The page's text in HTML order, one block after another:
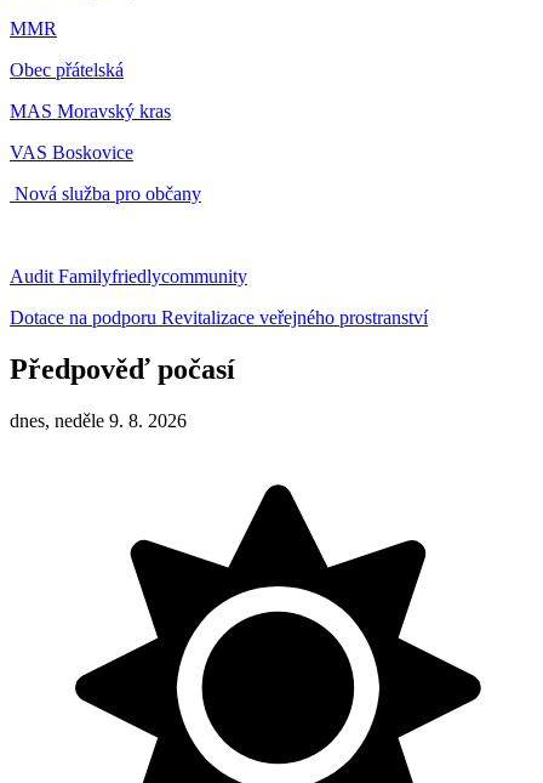
MMR
Obec přátelská
MAS Moravský kras
VAS Boskovice
Nová služba pro občany
Audit Familyfriedlycommunity
Dotace na podporu Revitalizace veřejného prostranství
Předpověď počasí
dnes, neděle 9. 8. 2026